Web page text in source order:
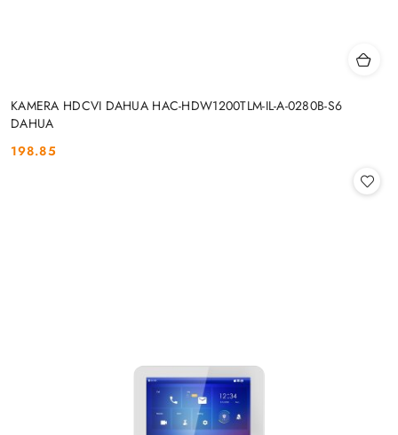
KAMERA HDCVI DAHUA HAC-HDW1200TLM-IL-A-0280B-S6
DAHUA
Cena:
198.85